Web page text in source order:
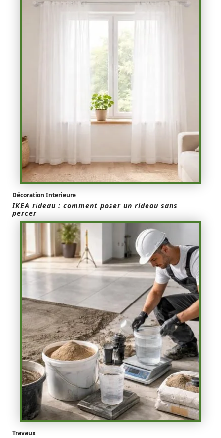
Décoration Interieure
IKEA rideau : comment poser un rideau sans
percer
Travaux